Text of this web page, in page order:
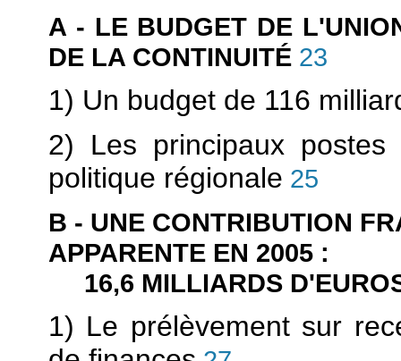
A - LE BUDGET DE
DE LA CONTINUITÉ 23
1) Un budget de 116
2) Les principaux
politique régionale 25
B - UNE CONTRIBUTION
APPARENTE EN 2005 :
16,6 MILLIARDS
1) Le prélèvement sur